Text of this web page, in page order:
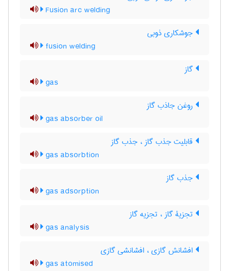
Fusion arc welding
جوشکاری ذوبی
fusion welding
گاز
gas
روغن جاذب گاز
gas absorber oil
قابلیت جذب گاز ، جذب گاز
gas absorbtion
جذب گاز
gas adsorption
تجزیۀ گاز ، تجزیه گاز
gas analysis
افشانش گازی ، افشانشی گازی
gas atomised